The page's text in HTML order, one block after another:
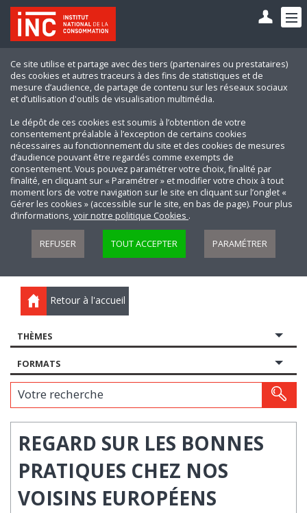
Ce site utilise et partage avec des tiers (partenaires ou prestataires)
des cookies et autres traceurs à des fins de statistiques et de
mesure d’audience, de partage de contenu sur les réseaux sociaux
et d’utilisation d'outils de visualisation multimédia.
Le dépôt de ces cookies est soumis à l’obtention de votre
consentement préalable à l’exception de certains cookies
nécessaires au fonctionnement du site et des cookies de mesures
d’audience pouvant être regardés comme exempts de
consentement. Vous pouvez paramétrer votre choix, finalité par
finalité, en cliquant sur « Paramétrer » et modifier votre choix à tout
moment lors de votre navigation sur le site en cliquant sur l’onglet «
Gérer les cookies » (accessible sur le site, en bas de page). Pour plus
d’informations,voir notre politique Cookies .
REFUSER TOUT ACCEPTER PARAMÉTRER
Retour à l'accueil
THÈMES
FORMATS
Votre recherche
REGARD SUR LES BONNES
PRATIQUES CHEZ NOS
VOISINS EUROPÉENS